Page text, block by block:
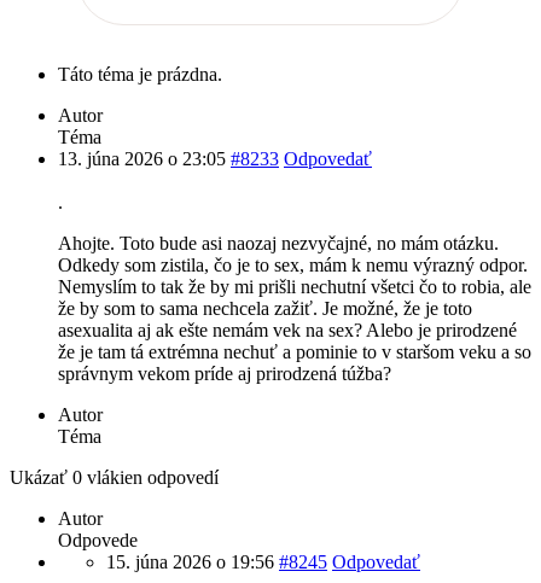
Táto téma je prázdna.
Autor
Téma
13. júna 2026 o 23:05 #8233 Odpovedať
.
Ahojte. Toto bude asi naozaj nezvyčajné, no mám otázku.
Odkedy som zistila, čo je to sex, mám k nemu výrazný odpor.
Nemyslím to tak že by mi prišli nechutní všetci čo to robia, ale
že by som to sama nechcela zažiť. Je možné, že je toto
asexualita aj ak ešte nemám vek na sex? Alebo je prirodzené
že je tam tá extrémna nechuť a pominie to v staršom veku a so
správnym vekom príde aj prirodzená túžba?
Autor
Téma
Ukázať 0 vlákien odpovedí
Autor
Odpovede
15. júna 2026 o 19:56 #8245 Odpovedať